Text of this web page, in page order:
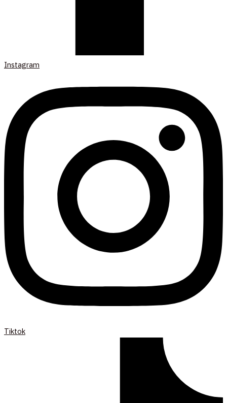
Instagram
Tiktok